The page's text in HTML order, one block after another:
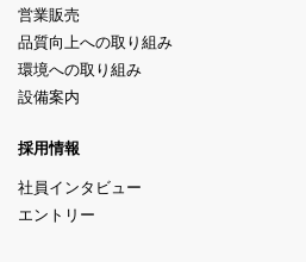
営業販売
品質向上への取り組み
環境への取り組み
設備案内
採用情報
社員インタビュー
エントリー